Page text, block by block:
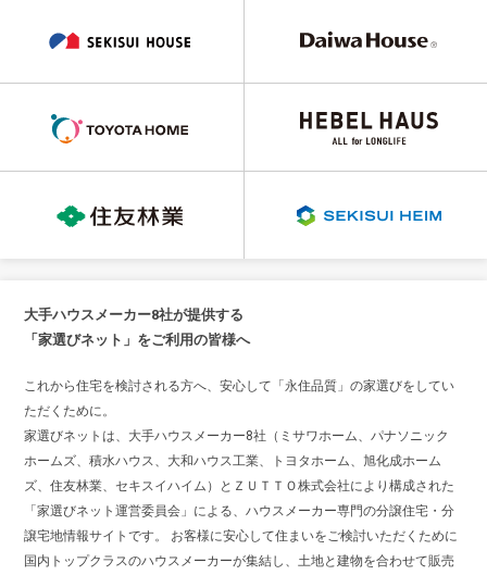
大手ハウスメーカー8社が提供する
「家選びネット」をご利用の皆様へ
これから住宅を検討される方へ、安心して「永住品質」の家選びをしてい
ただくために。
家選びネットは、大手ハウスメーカー8社（ミサワホーム、パナソニック
ホームズ、積水ハウス、大和ハウス工業、トヨタホーム、旭化成ホーム
ズ、住友林業、セキスイハイム）とＺＵＴＴＯ株式会社により構成された
「家選びネット運営委員会」による、ハウスメーカー専門の分譲住宅・分
譲宅地情報サイトです。 お客様に安心して住まいをご検討いただくために
国内トップクラスのハウスメーカーが集結し、土地と建物を合わせて販売